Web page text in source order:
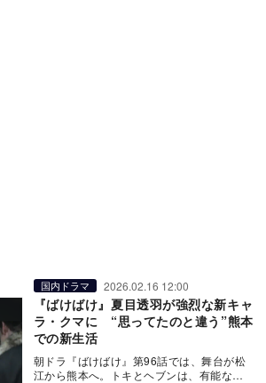
国内ドラマ 2026.02.16 12:00
『ばけばけ』夏目透羽が強烈な新キャ
ラ・クマに “思ってたのと違う”熊本
での新生活
朝ドラ『ばけばけ』第96話では、舞台が松
江から熊本へ。トキとヘブンは、有能な女